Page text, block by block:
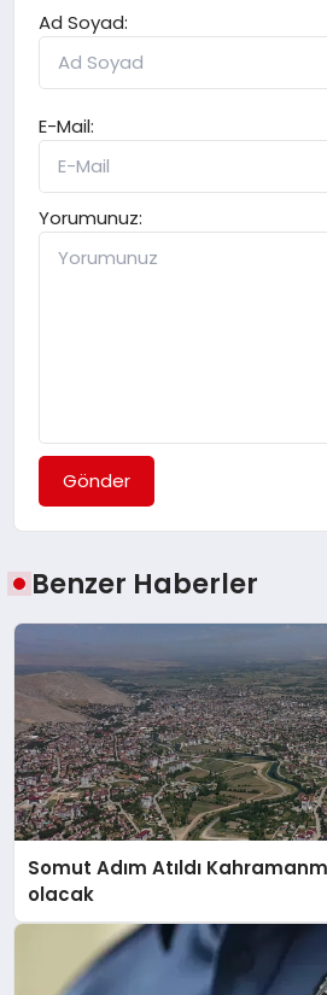
Ad Soyad:
E-Mail:
Yorumunuz:
Gönder
Benzer Haberler
Somut Adım Atıldı
olacak